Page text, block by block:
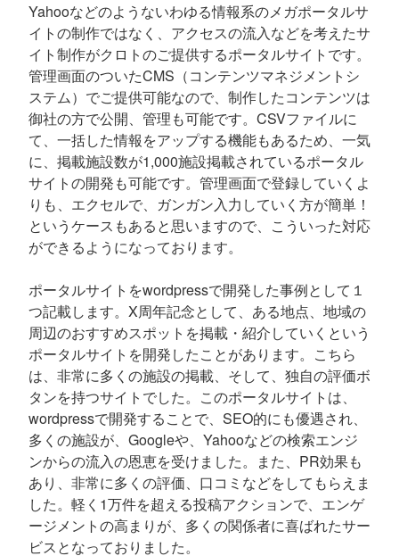
Yahooなどのようないわゆる情報系のメガポータルサ
イトの制作ではなく、アクセスの流入などを考えたサ
イト制作がクロトのご提供するポータルサイトです。
管理画面のついたCMS（コンテンツマネジメントシ
ステム）でご提供可能なので、制作したコンテンツは
御社の方で公開、管理も可能です。CSVファイルに
て、一括した情報をアップする機能もあるため、一気
に、掲載施設数が1,000施設掲載されているポータル
サイトの開発も可能です。管理画面で登録していくよ
りも、エクセルで、ガンガン入力していく方が簡単！
というケースもあると思いますので、こういった対応
ができるようになっております。
ポータルサイトをwordpressで開発した事例として１
つ記載します。X周年記念として、ある地点、地域の
周辺のおすすめスポットを掲載・紹介していくという
ポータルサイトを開発したことがあります。こちら
は、非常に多くの施設の掲載、そして、独自の評価ボ
タンを持つサイトでした。このポータルサイトは、
wordpressで開発することで、SEO的にも優遇され、
多くの施設が、Googleや、Yahooなどの検索エンジ
ンからの流入の恩恵を受けました。また、PR効果も
あり、非常に多くの評価、口コミなどをしてもらえま
した。軽く1万件を超える投稿アクションで、エンゲ
ージメントの高まりが、多くの関係者に喜ばれたサー
ビスとなっておりました。